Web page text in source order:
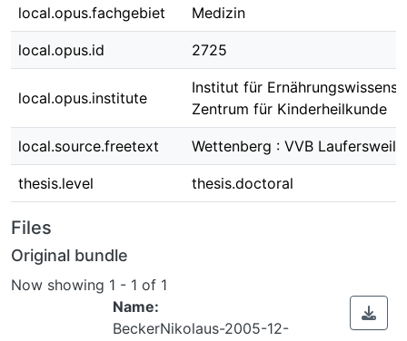
local.opus.fachgebiet Medizin
local.opus.id 2725
local.opus.institute
Institut für
Zentrum für Kinderheilkunde
local.source.freetext Wettenberg : VVB
thesis.level thesis.doctoral
Files
Original bundle
Now showing 1 - 1 of 1
Name:
BeckerNikolaus-2005-12-